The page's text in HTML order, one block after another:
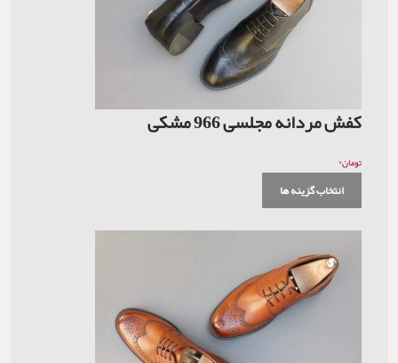
کفش مردانه مجلسی 966 مشکی
تومان۰
انتخاب گزینه ها